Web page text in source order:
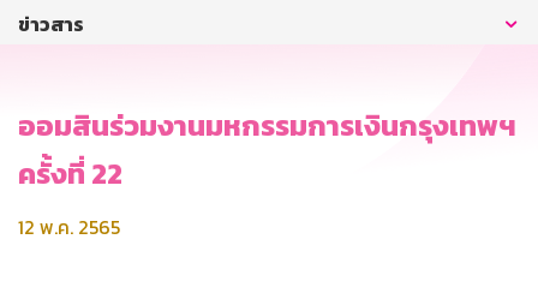
ข่าวสาร
ออมสินร่วมงานมหกรรมการเงินกรุงเทพฯ
ครั้งที่ 22
12 พ.ค. 2565